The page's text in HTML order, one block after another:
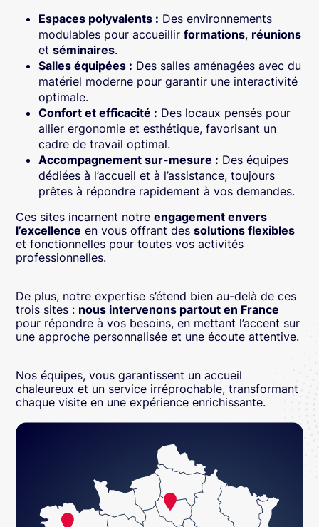
Espaces polyvalents : Des environnements
modulables pour accueillirformations, réunions
etséminaires.
Salles équipées : Des salles aménagées avec du
matériel moderne pour garantir une interactivité
optimale.
Confort et efficacité : Des locaux pensés pour
allier ergonomie et esthétique, favorisant un
cadre de travail optimal.
Accompagnement sur-mesure : Des équipes
dédiées à l’accueil et à l’assistance, toujours
prêtes à répondre rapidement à vos demandes.
Ces sites incarnent notreengagement envers
l’excellence en vous offrant dessolutions flexibles
et fonctionnelles pour toutes vos activités
professionnelles.
De plus, notre expertise s’étend bien au-delà de ces
trois sites : nous intervenons partout en France
pour répondre à vos besoins, en mettant l’accent sur
une approche personnalisée et une écoute attentive.
Nos équipes, vous garantissent un accueil
chaleureux et un service irréprochable, transformant
chaque visite en une expérience enrichissante.